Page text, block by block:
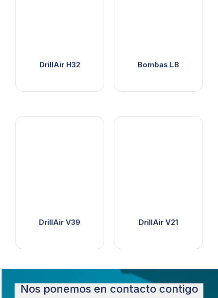
DrillAir H32 Bombas LB
DrillAir V39 DrillAir V21
Nos ponemos en contacto contigo